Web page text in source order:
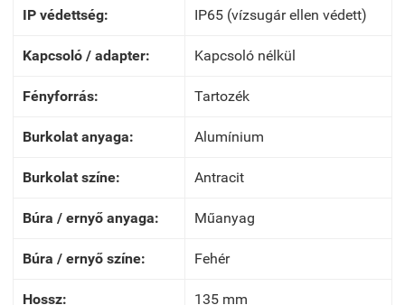
IP védettség: IP65 (vízsugár ellen védett)
Kapcsoló / adapter: Kapcsoló nélkül
Fényforrás: Tartozék
Burkolat anyaga: Alumínium
Burkolat színe: Antracit
Búra / ernyő anyaga: Műanyag
Búra / ernyő színe: Fehér
Hossz: 135 mm